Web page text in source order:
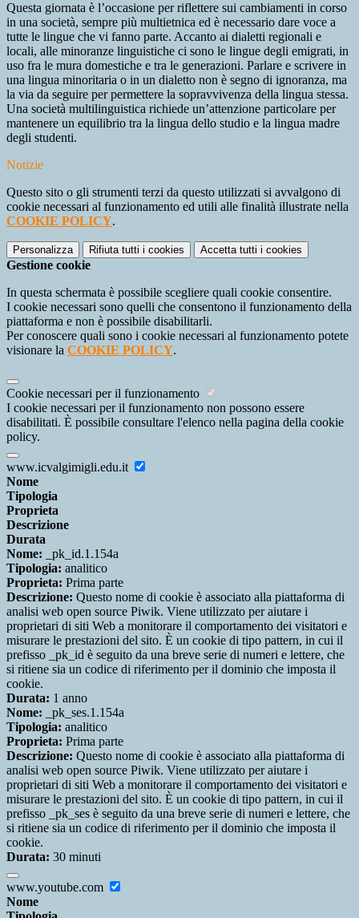
Questa giornata è l’occasione per riflettere sui cambiamenti in corso
in una società, sempre più multietnica ed è necessario dare voce a
tutte le lingue che vi fanno parte. Accanto ai dialetti regionali e
locali, alle minoranze linguistiche ci sono le lingue degli emigrati, in
uso fra le mura domestiche e tra le generazioni. Parlare e scrivere in
una lingua minoritaria o in un dialetto non è segno di ignoranza, ma
la via da seguire per permettere la sopravvivenza della lingua stessa.
Una società multilinguistica richiede un’attenzione particolare per
mantenere un equilibrio tra la lingua dello studio e la lingua madre
degli studenti.
Notizie
Questo sito o gli strumenti terzi da questo utilizzati si avvalgono di
cookie necessari al funzionamento ed utili alle finalità illustrate nella
COOKIE POLICY.
Personalizza Rifiuta tutti i cookies Accetta tutti i cookies
Gestione cookie
In questa schermata è possibile scegliere quali cookie consentire.
I cookie necessari sono quelli che consentono il funzionamento della
piattaforma e non è possibile disabilitarli.
Per conoscere quali sono i cookie necessari al funzionamento potete
visionare la COOKIE POLICY.
Cookie necessari per il funzionamento
I cookie necessari per il funzionamento non possono essere
disabilitati. È possibile consultare l'elenco nella pagina della cookie
policy.
www.icvalgimigli.edu.it
Nome
Tipologia
Proprieta
Descrizione
Durata
Nome: _pk_id.1.154a
Tipologia: analitico
Proprieta: Prima parte
Descrizione: Questo nome di cookie è associato alla piattaforma di
analisi web open source Piwik. Viene utilizzato per aiutare i
proprietari di siti Web a monitorare il comportamento dei visitatori e
misurare le prestazioni del sito. È un cookie di tipo pattern, in cui il
prefisso _pk_id è seguito da una breve serie di numeri e lettere, che
si ritiene sia un codice di riferimento per il dominio che imposta il
cookie.
Durata: 1 anno
Nome: _pk_ses.1.154a
Tipologia: analitico
Proprieta: Prima parte
Descrizione: Questo nome di cookie è associato alla piattaforma di
analisi web open source Piwik. Viene utilizzato per aiutare i
proprietari di siti Web a monitorare il comportamento dei visitatori e
misurare le prestazioni del sito. È un cookie di tipo pattern, in cui il
prefisso _pk_ses è seguito da una breve serie di numeri e lettere, che
si ritiene sia un codice di riferimento per il dominio che imposta il
cookie.
Durata: 30 minuti
www.youtube.com
Nome